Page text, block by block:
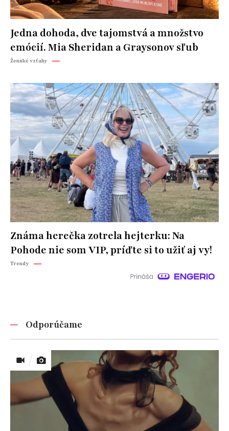
Jedna dohoda, dve tajomstvá a množstvo
emócií. Mia Sheridan a Graysonov sľub
Ženské vzťahy
Známa herečka zotrela hejterku: Na
Pohode nie som VIP, príďte si to užiť aj vy!
Trendy
Odporúčame